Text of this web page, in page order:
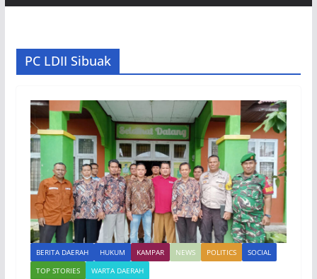
PC LDII Sibuak
BERITA DAERAH HUKUM KAMPAR NEWS POLITICS
SOCIAL
TOP STORIES
WARTA DAERAH